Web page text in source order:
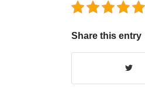
Share this entry